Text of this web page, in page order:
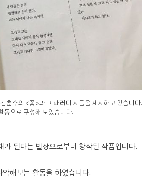
춘수의 <꽃>과 그 패러디 시들을 제시하고 있습니다.
동으로 구성해 보았습니다.
된다는 발상으로부터 창작된 작품입니다.
해보는 활동을 하였습니다.